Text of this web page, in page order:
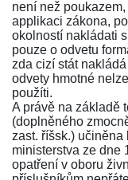
není než
applikaci zákona,
okolností nakládati
pouze o odvetu
zda cizí stát
odvety hmotné
použíti.
A právě na základě
(doplněného
zast. říšsk.) učiněna
ministerstva ze dne
opatření v oboru